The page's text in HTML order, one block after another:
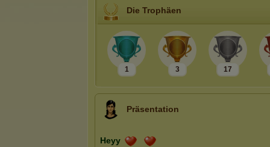
Die Trophäen
1 3 17
Präsentation